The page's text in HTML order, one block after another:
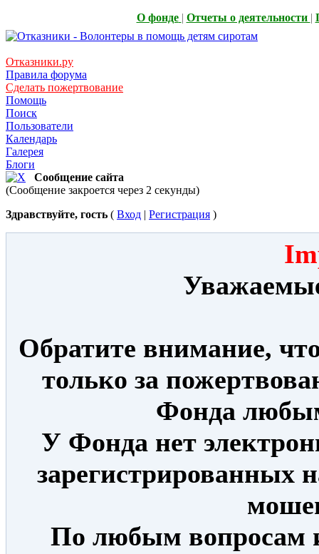
О фонде | Отчеты о деятельности |
Отказники.ру
Правила форума
Сделать пожертвование
Помощь
Поиск
Пользователи
Календарь
Галерея
Блоги
Сообщение сайта
(Сообщение закроется через 2 секунды)
Здравствуйте, гость ( Вход | Регистрация )
Обратите внимание,
только за
Фонда
У Фонда нет
зарегистрированных
По любым вопросам